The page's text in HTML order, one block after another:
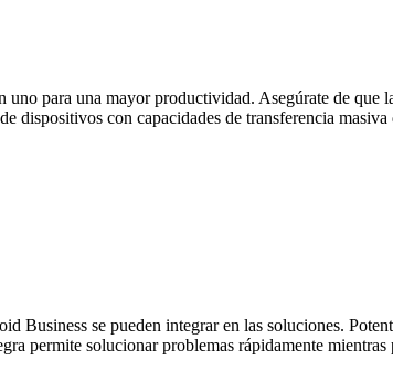
uno para una mayor productividad. Asegúrate de
dispositivos con capacidades de transferencia masiva
Business se pueden integrar en las soluciones.
permite solucionar problemas rápidamente